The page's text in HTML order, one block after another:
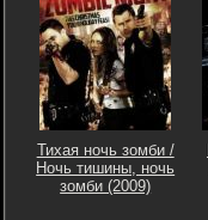
Тихая ночь зомби /
Ночь тишины, ночь
зомби (2009)